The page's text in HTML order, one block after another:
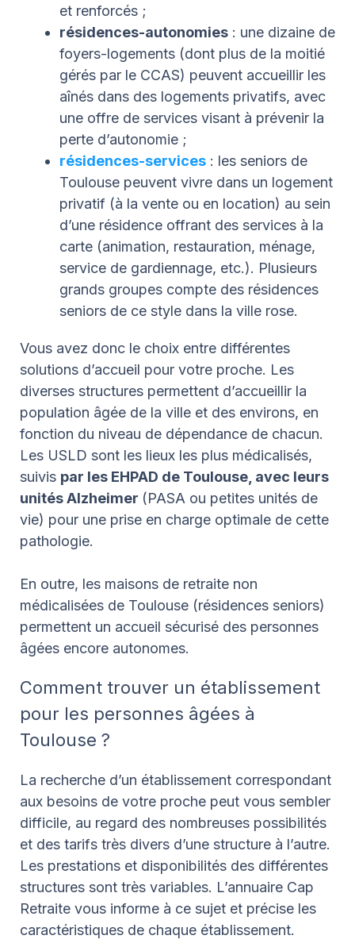
et renforcés ;
résidences-autonomies : une dizaine de
foyers-logements (dont plus de la moitié
gérés par le CCAS) peuvent accueillir les
aînés dans des logements privatifs, avec
une offre de services visant à prévenir la
perte d’autonomie ;
résidences-services : les seniors de
Toulouse peuvent vivre dans un logement
privatif (à la vente ou en location) au sein
d’une résidence offrant des services à la
carte (animation, restauration, ménage,
service de gardiennage, etc.). Plusieurs
grands groupes compte des résidences
seniors de ce style dans la ville rose.
Vous avez donc le choix entre différentes
solutions d’accueil pour votre proche. Les
diverses structures permettent d’accueillir la
population âgée de la ville et des environs, en
fonction du niveau de dépendance de chacun.
Les USLD sont les lieux les plus médicalisés,
suivis par les EHPAD de Toulouse, avec leurs
unités Alzheimer (PASA ou petites unités de
vie) pour une prise en charge optimale de cette
pathologie.
En outre, les maisons de retraite non
médicalisées de Toulouse (résidences seniors)
permettent un accueil sécurisé des personnes
âgées encore autonomes.
Comment trouver un établissement
pour les personnes âgées à
Toulouse ?
La recherche d’un établissement correspondant
aux besoins de votre proche peut vous sembler
difficile, au regard des nombreuses possibilités
et des tarifs très divers d’une structure à l’autre.
Les prestations et disponibilités des différentes
structures sont très variables. L’annuaire Cap
Retraite vous informe à ce sujet et précise les
caractéristiques de chaque établissement.